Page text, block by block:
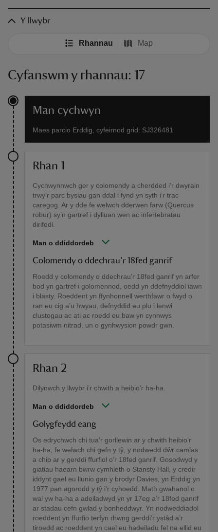
Y llwybr
Rhannau Map
Cyfanswm y rhannau: 17
Man cychwyn
Maes parcio Erddig, cyfeirnod grid: SJ326481
Rhan 1
Cychwynnwch ger y colomendy a cherdded i’r dwyrain
trwy’r parc bysiau gan ddal i fynd yn syth i’r trac
caregog. Ar y dde fe welwch dderwen farw (Quercus
robur) sy’n gartref i dylluan wen ac infertebratau
dirifedi.
Man o ddiddordeb
Colomendy o ddechrau’r 18fed ganrif
Roedd y colomendy o ddechrau’r 18fed ganrif yn arfer
bod yn gartref i golomennod, oedd yn ddefnyddiol iawn
i blasty. Roeddent yn ffynhonnell werthfawr o fwyd o
ran eu cig a’u hwyau, defnyddid eu plu i lenwi
clustogau ac ati ac roedd eu baw yn cynnwys
potasiwm nitrad, un o gynhwysion powdr gwn.
Rhan 2
Dilynwch y llwybr i’r chwith a heibio’r ha-ha.
Man o ddiddordeb
Golygfeydd eang
Os edrychwch chi tua’r gorllewin ar y chwith heibio’r
ha-ha, fe welwch chi gefn y tŷ, y nodwedd dŵr camlas
a chip ar y gerddi ffurfiol o’r 18fed ganrif. Gosodwyd y
giatiau haearn bwrw cymhleth o Stansty Hall, y credir
iddynt gael eu llunio gan y brodyr Davies, yn Erddig yn
1977 pan agorodd y tŷ i’r cyhoedd. Math gwahanol o
wal yw ha-ha a adeiladwyd yn yr 17eg a’r 18fed ganrif
ar stadau cefn gwlad y bonheddwyr. Yn nodweddiadol
roeddent yn ffurfio terfyn rhwng gerddi’r ystâd a’r
tiroedd ac roeddent yn cael eu hadeiladu fel na ellid eu